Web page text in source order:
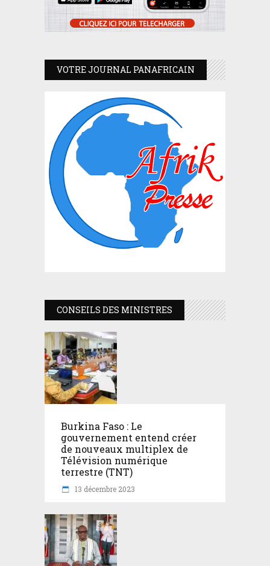
VOTRE JOURNAL PANAFRICAIN
CONSEILS DES MINISTRES
Burkina Faso : Le
gouvernement entend créer
de nouveaux multiplex de
Télévision numérique
terrestre (TNT)
13 décembre 2023